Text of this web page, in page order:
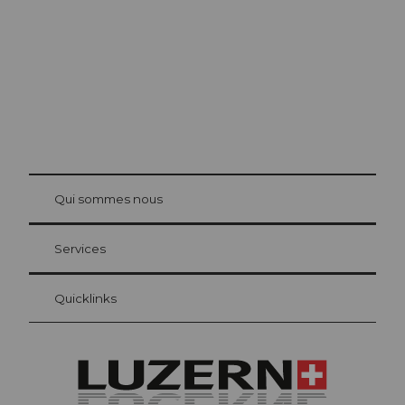
Carte d’hôte Lucerne
Vos avantages en tant qu'hôte pour la nuit
at Bre
Qui sommes nous
Services
Quicklinks